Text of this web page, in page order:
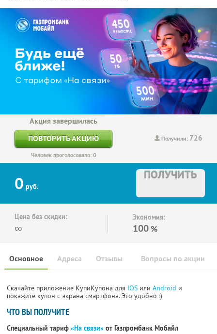
Получили: 726
Акция завершилась
ПОВТОРИТЬ АКЦИЮ
Человек проголосовало: 0
0 руб.
ПОЛУЧИТЬ
Цена без скидки:
∞
Экономия:
100 %
Основное Отзывы Вопросы по акции
Адреса
Скачайте приложение КупиКупона для IOS или Android и
покажите купон с экрана смартфона. Это удобно :)
ЧТО ВЫ ПОЛУЧИТЕ
Специальный тариф «На связи» от Газпромбанк Мобайл